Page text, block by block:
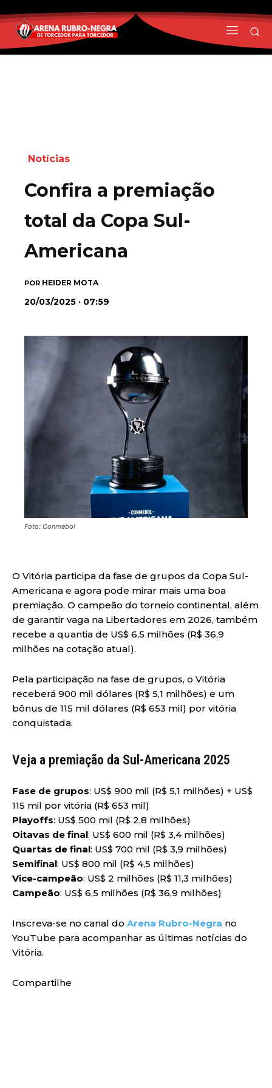
Notícias
Confira a premiação
total da Copa Sul-
Americana
POR HEIDER MOTA
20/03/2025 · 07:59
Foto: Conmebol
O Vitória participa da fase de grupos da Copa Sul-
Americana e agora pode mirar mais uma boa
premiação. O campeão do torneio continental, além
de garantir vaga na Libertadores em 2026, também
recebe a quantia de US$ 6,5 milhões (R$ 36,9
milhões na cotação atual).
Pela participação na fase de grupos, o Vitória
receberá 900 mil dólares (R$ 5,1 milhões) e um
bônus de 115 mil dólares (R$ 653 mil) por vitória
conquistada.
Veja a premiação da Sul-Americana 2025
Fase de grupos: US$ 900 mil (R$ 5,1 milhões) + US$
115 mil por vitória (R$ 653 mil)
Playoffs: US$ 500 mil (R$ 2,8 milhões)
Oitavas de final: US$ 600 mil (R$ 3,4 milhões)
Quartas de final: US$ 700 mil (R$ 3,9 milhões)
Semifinal: US$ 800 mil (R$ 4,5 milhões)
Vice-campeão: US$ 2 milhões (R$ 11,3 milhões)
Campeão: US$ 6,5 milhões (R$ 36,9 milhões)
Inscreva-se no canal do Arena Rubro-Negra no
YouTube para acompanhar as últimas notícias do
Vitória.
Compartilhe